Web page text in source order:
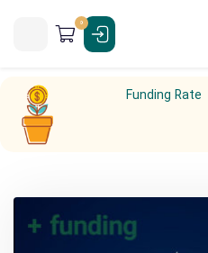
0
Funding Rate